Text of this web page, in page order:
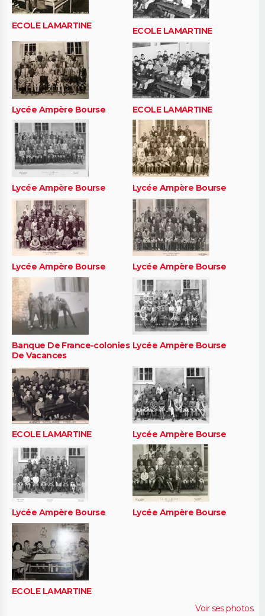
ECOLE LAMARTINE ECOLE LAMARTINE
Lycée Ampère Bourse ECOLE LAMARTINE
Lycée Ampère Bourse Lycée Ampère Bourse
Lycée Ampère Bourse Lycée Ampère Bourse
Banque De France-colonies
De Vacances
Lycée Ampère Bourse
ECOLE LAMARTINE Lycée Ampère Bourse
Lycée Ampère Bourse Lycée Ampère Bourse
ECOLE LAMARTINE
Voir ses photos